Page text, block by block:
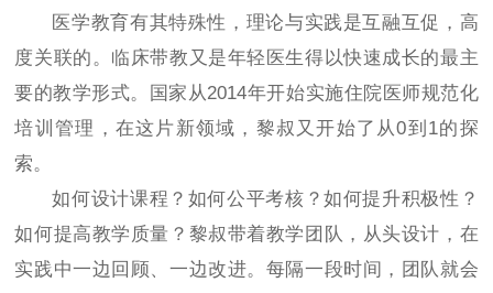
医学教育有其特殊性，理论与实践是互融互促，高
度关联的。临床带教又是年轻医生得以快速成长的最主
要的教学形式。国家从2014年开始实施住院医师规范化
培训管理，在这片新领域，黎叔又开始了从0到1的探
索。
如何设计课程？如何公平考核？如何提升积极性？
如何提高教学质量？黎叔带着教学团队，从头设计，在
实践中一边回顾、一边改进。每隔一段时间，团队就会